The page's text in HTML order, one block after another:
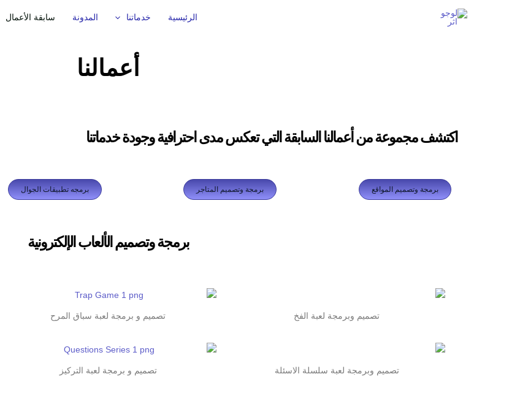
الرئيسية خدماتنا المدونة سابقة الأعمال
أعمالنا
اكتشف مجموعة من أعمالنا السابقة التي تعكس مدى احترافية وجودة خدماتنا
برمجة وتصميم المواقع برمجة وتصميم المتاجر برمجه تطبيقات الجوال
برمجة وتصميم الألعاب الإلكترونية
تصميم وبرمجة لعبة الفخ تصميم و برمجة لعبة سباق المرح
تصميم وبرمجة لعبة سلسلة الاسئلة تصميم و برمجة لعبة التركيز